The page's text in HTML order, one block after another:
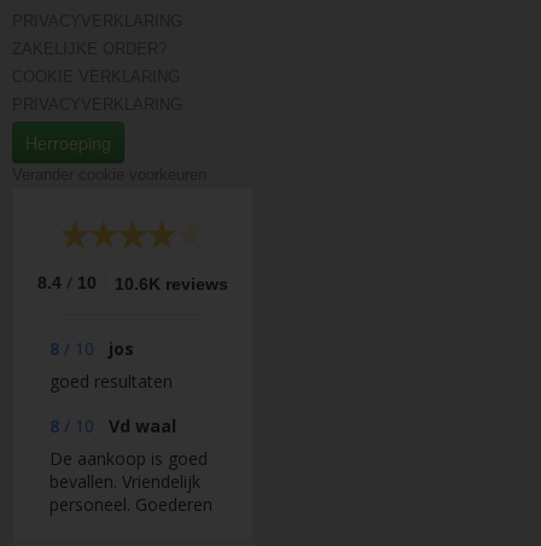
Herroeping
8.4 / 10 10.6K reviews
8 / 10
jos
goed resultaten
8 / 10
Vd waal
De aankoop is goed
bevallen. Vriendelijk
personeel. Goederen